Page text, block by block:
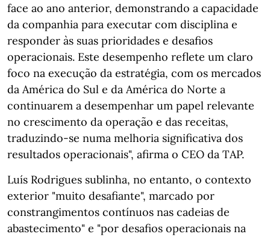
face ao ano anterior, demonstrando a capacidade
da companhia para executar com disciplina e
responder às suas prioridades e desafios
operacionais. Este desempenho reflete um claro
foco na execução da estratégia, com os mercados
da América do Sul e da América do Norte a
continuarem a desempenhar um papel relevante
no crescimento da operação e das receitas,
traduzindo‑se numa melhoria significativa dos
resultados operacionais", afirma o CEO da TAP.
Luís Rodrigues sublinha, no entanto, o contexto
exterior "muito desafiante", marcado por
constrangimentos contínuos nas cadeias de
abastecimento" e "por desafios operacionais na